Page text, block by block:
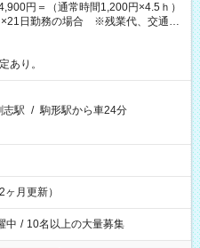
円＝（通常時間1,200円×4.5ｈ）
×21日勤務の場合 ※残業代、交通費
あり。
志駅 / 駒形駅から車24分
月更新）
中 / 10名以上の大量募集